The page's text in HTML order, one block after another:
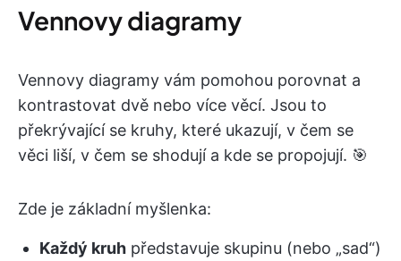
Vennovy diagramy
Vennovy diagramy vám pomohou porovnat a
kontrastovat dvě nebo více věcí. Jsou to
překrývající se kruhy, které ukazují, v čem se
věci liší, v čem se shodují a kde se propojují. 🎯
Zde je základní myšlenka:
Každý kruh představuje skupinu (nebo „sad“)